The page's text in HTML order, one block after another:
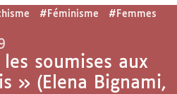
#Féminisme
#Femmes
soumises aux
» (Elena Bignami,